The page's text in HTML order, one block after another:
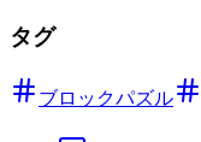
タグ
ブロックパズル